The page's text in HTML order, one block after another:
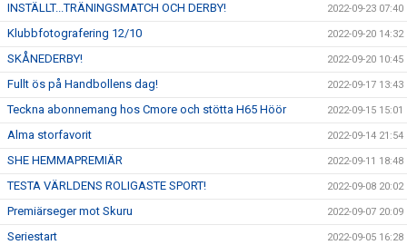
INSTÄLLT...TRÄNINGSMATCH OCH DERBY! 2022-09-23 07:40
Klubbfotografering 12/10 2022-09-20 14:32
SKÅNEDERBY! 2022-09-20 10:45
Fullt ös på Handbollens dag! 2022-09-17 13:43
Teckna abonnemang hos Cmore och stötta H65 Höör 2022-09-15 15:01
Alma storfavorit 2022-09-14 21:54
SHE HEMMAPREMIÄR 2022-09-11 18:48
TESTA VÄRLDENS ROLIGASTE SPORT! 2022-09-08 20:02
Premiärseger mot Skuru 2022-09-07 20:09
Seriestart 2022-09-05 16:28